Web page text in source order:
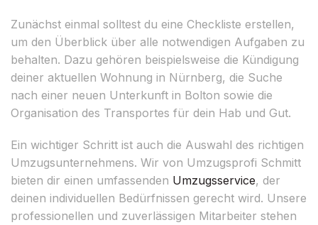
Zunächst einmal solltest du eine Checkliste erstellen,
um den Überblick über alle notwendigen Aufgaben zu
behalten. Dazu gehören beispielsweise die Kündigung
deiner aktuellen Wohnung in Nürnberg, die Suche
nach einer neuen Unterkunft in Bolton sowie die
Organisation des Transportes für dein Hab und Gut.
Ein wichtiger Schritt ist auch die Auswahl des richtigen
Umzugsunternehmens. Wir von Umzugsprofi Schmitt
bieten dir einen umfassenden Umzugsservice, der
deinen individuellen Bedürfnissen gerecht wird. Unsere
professionellen und zuverlässigen Mitarbeiter stehen